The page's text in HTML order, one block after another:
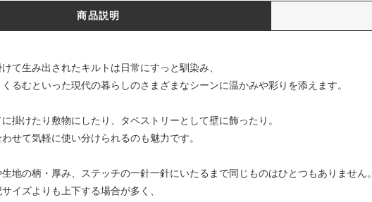
商品説明
て生み出されたキルトは日常にすっと馴染み、
るむといった現代の暮らしのさまざまなシーンに温かみや彩りを添えます。
掛けたり敷物にしたり、タペストリーとして壁に飾ったり。
せて気軽に使い分けられるのも魅力です。
地の柄・厚み、ステッチの一針一針にいたるまで同じものはひとつもありません。
イズよりも上下する場合が多く、